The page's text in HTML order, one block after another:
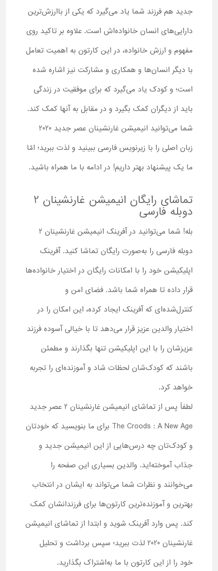
جدید هم فرزند شما یاد می‌گیرد که یکی از باارزش‌ترین
دارایی‌های انسان خانواده‌اش است. علاوه بر تاکید روی
مفهوم و ارزش خانواده، در این کارتون به اهمیت تعامل
با دیگر انسان‌ها و همکاری و مشارکت نیز اشاره شده
است؛ و کودک یاد می‌گیرد که برای موفقیت در زندگی
باید از دیگران کمک بگیرد و در مقابل به آنها کمک کند.
شما می‌توانید انیمیشن غارنشینان عصر جدید 2020
زبان اصلی را با زیرنویس فارسی ببینید و لذت ببرید؛ امّا
ما یک پیشنهاد بهتر داریم! در ادامه با ما همراه باشید.
تماشای رایگان انیمیشن غارنشینان 2
دوبله فارسی
بله! شما می‌توانید در آفرینک انیمیشن غارنشینان 2
دوبله فارسی را به‌صورت رایگان تماشا کنید. آفرینک
اپلیکیشن خود را با امکانات رایگان در اختیار خانواده‌ها
قرار داده تا همراه شما باشد. فضای امن و
کنترل‌شده‌ای که آفرینک ایجاد کرده، این امکان را در
اختیار والدین عزیز قرار می‌دهد تا با خیالی آسوده فرزند
عزیزشان را با این اپلیکیشن تنها بگذارند و مطمئن
باشند که کودک‌شان لحظات شاد و آموزنده‌ای را تجربه
خواهد کرد.
لطفاً پس از تماشای انیمیشن غارنشینان 2 عصر جدید
The Croods : A New Age برای ما بنویسید که خودتان
و کودک‌تان چه درس‌هایی از این انیمیشن جدید و
جذاب آموخته‌اید. والدین بسیاری این صفحه را
می‌خوانند و نظرات شما می‌تواند به ایشان در انتخاب
بهترین و آموزنده‌ترین کارتون‌ها برای فرزندانشان کمک
کند. پس وارد آفرینک شوید و ابتدا از تماشای انیمیشن
غارنشینان 2020 لذت ببرید؛ سپس برداشت و تحلیل
خود را از این کارتون با ما به‌اشتراک بگذارید.